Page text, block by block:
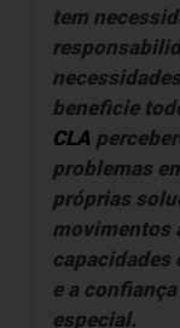
tem
beneficie
CLA
problemas
próprias
movimentos
capacidades
e a
especial.